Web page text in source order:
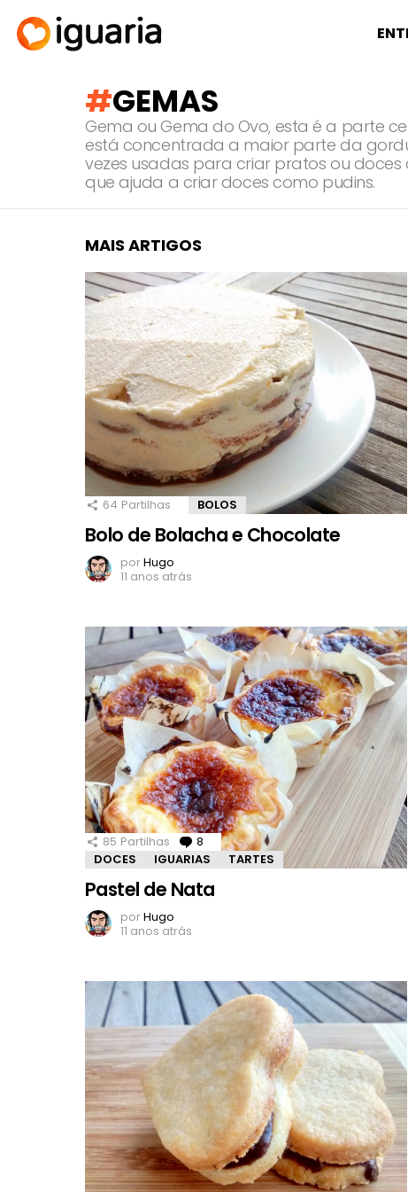
GEMAS
Gema ou Gema do Ovo, esta é a parte
está concentrada a maior parte da
vezes usadas para criar pratos ou
que ajuda a criar doces como pudins.
MAIS ARTIGOS
64 Partilhas BOLOS
Bolo de Bolacha e Chocolate
porHugo
11 anos atrás
85 Partilhas 8
Comentários
DOCES
IGUARIAS TARTES
Pastel de Nata
porHugo
11 anos atrás